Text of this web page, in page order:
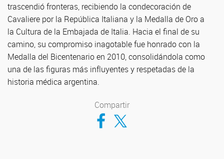
trascendió fronteras, recibiendo la condecoración de
Cavaliere por la República Italiana y la Medalla de Oro a
la Cultura de la Embajada de Italia. Hacia el final de su
camino, su compromiso inagotable fue honrado con la
Medalla del Bicentenario en 2010, consolidándola como
una de las figuras más influyentes y respetadas de la
historia médica argentina.
Compartir
Compartir en Facebook
Compartir en Twitter